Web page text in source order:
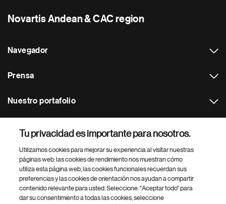
Novartis Andean & CAC region
Navegador
Prensa
Nuestro portafolio
Footer Site Search
Tu privacidad es importante para nosotros.
Utilizamos cookies para mejorar su experiencia al visitar nuestras
páginas web: las cookies de rendimiento nos muestran cómo
utiliza esta página web, las cookies funcionales recuerdan sus
preferencias y las cookies de orientación nos ayudan a compartir
contenido relevante para usted. Seleccione: "Aceptar todo" para
dar su consentimiento a todas las cookies, seleccione